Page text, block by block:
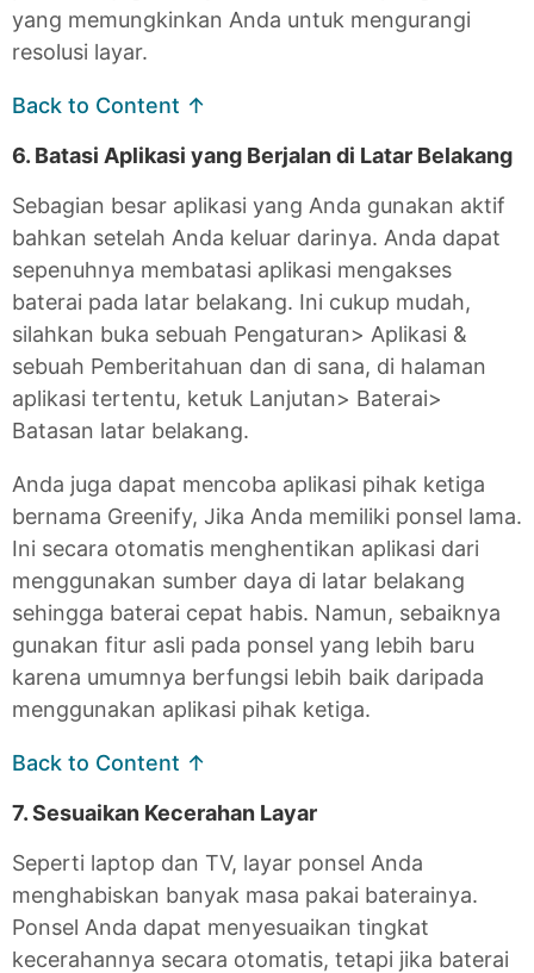
yang memungkinkan Anda untuk mengurangi
resolusi layar.
Back to Content ↑
6. Batasi Aplikasi yang Berjalan di Latar Belakang
Sebagian besar aplikasi yang Anda gunakan aktif
bahkan setelah Anda keluar darinya. Anda dapat
sepenuhnya membatasi aplikasi mengakses
baterai pada latar belakang. Ini cukup mudah,
silahkan buka sebuah Pengaturan> Aplikasi &
sebuah Pemberitahuan dan di sana, di halaman
aplikasi tertentu, ketuk Lanjutan> Baterai>
Batasan latar belakang.
Anda juga dapat mencoba aplikasi pihak ketiga
bernama Greenify, Jika Anda memiliki ponsel lama.
Ini secara otomatis menghentikan aplikasi dari
menggunakan sumber daya di latar belakang
sehingga baterai cepat habis. Namun, sebaiknya
gunakan fitur asli pada ponsel yang lebih baru
karena umumnya berfungsi lebih baik daripada
menggunakan aplikasi pihak ketiga.
Back to Content ↑
7. Sesuaikan Kecerahan Layar
Seperti laptop dan TV, layar ponsel Anda
menghabiskan banyak masa pakai baterainya.
Ponsel Anda dapat menyesuaikan tingkat
kecerahannya secara otomatis, tetapi jika baterai